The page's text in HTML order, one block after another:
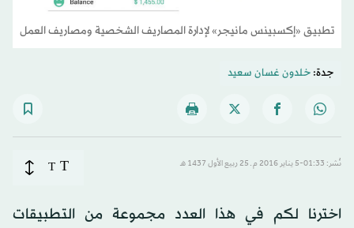
تطبيق «إكسبينس مانيجر» لإدارة المصاريف الشخصية ومصاريف العمل
جدة:خلدون غسان سعيد
نُشر: 01:33-5 يناير 2016 م ـ 25 ربيع الأول 1437 هـ T
T
اخترنا لكم في هذا العدد مجموعة من التطبيقات